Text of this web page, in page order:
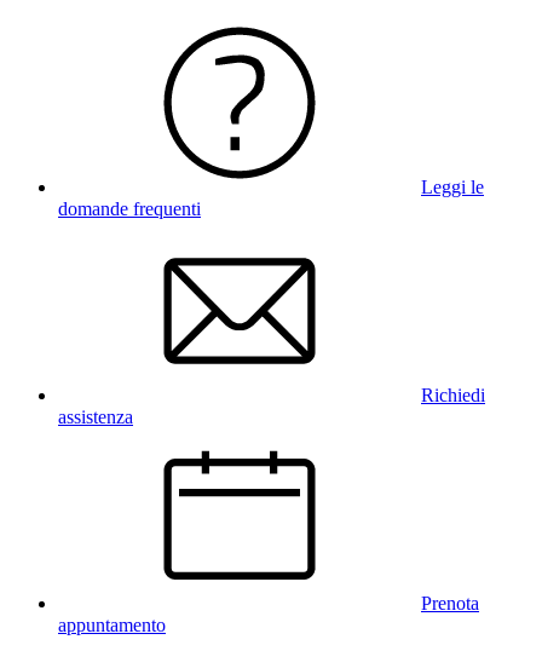
Leggi le
domande frequenti
Richiedi
assistenza
Prenota
appuntamento